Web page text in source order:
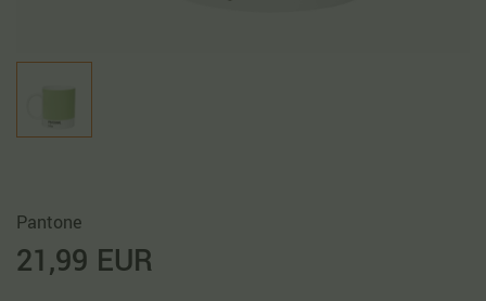
Pantone
21,99 EUR